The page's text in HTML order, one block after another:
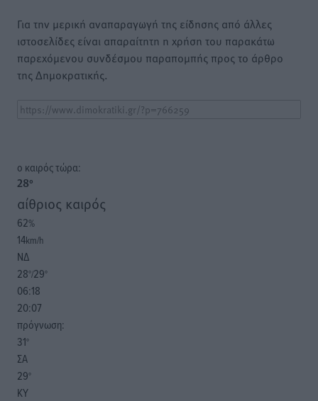
Για την μερική αναπαραγωγή της είδησης από άλλες
ιστοσελίδες είναι απαραίτητη η χρήση του παρακάτω
παρεχόμενου συνδέσμου παραπομπής προς το άρθρο
της Δημοκρατικής.
o καιρός τώρα:
28°
αίθριος καιρός
62%
14km/h
ΝΔ
28°/29°
06:18
20:07
πρόγνωση:
31°
ΣΑ
29°
ΚΥ